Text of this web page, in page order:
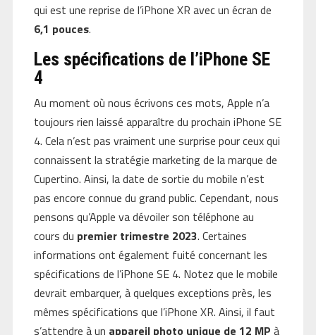
qui est une reprise de l’iPhone XR avec un écran de
6,1 pouces.
Les spécifications de l’iPhone SE
4
Au moment où nous écrivons ces mots, Apple n’a
toujours rien laissé apparaître du prochain iPhone SE
4. Cela n’est pas vraiment une surprise pour ceux qui
connaissent la stratégie marketing de la marque de
Cupertino. Ainsi, la date de sortie du mobile n’est
pas encore connue du grand public. Cependant, nous
pensons qu’Apple va dévoiler son téléphone au
cours du premier trimestre 2023. Certaines
informations ont également fuité concernant les
spécifications de l’iPhone SE 4. Notez que le mobile
devrait embarquer, à quelques exceptions près, les
mêmes spécifications que l’iPhone XR. Ainsi, il faut
s’attendre à un appareil photo unique de 12 MP à